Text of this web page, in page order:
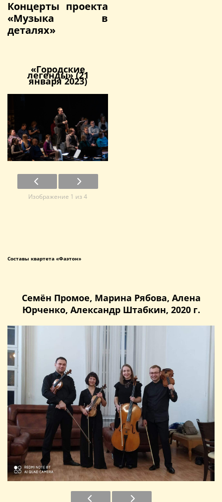
Концерты проекта
«Музыка в
деталях»
«Городские
легенды» (21
января 2023)
Изображение 1 из 4
Составы квартета «Фаэтон»
Семён Промое, Марина Рябова, Алена
Юрченко, Александр Штабкин, 2020 г.